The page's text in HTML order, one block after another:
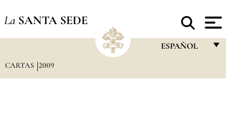
La SANTA SEDE
ESPAÑOL
CARTAS 2009